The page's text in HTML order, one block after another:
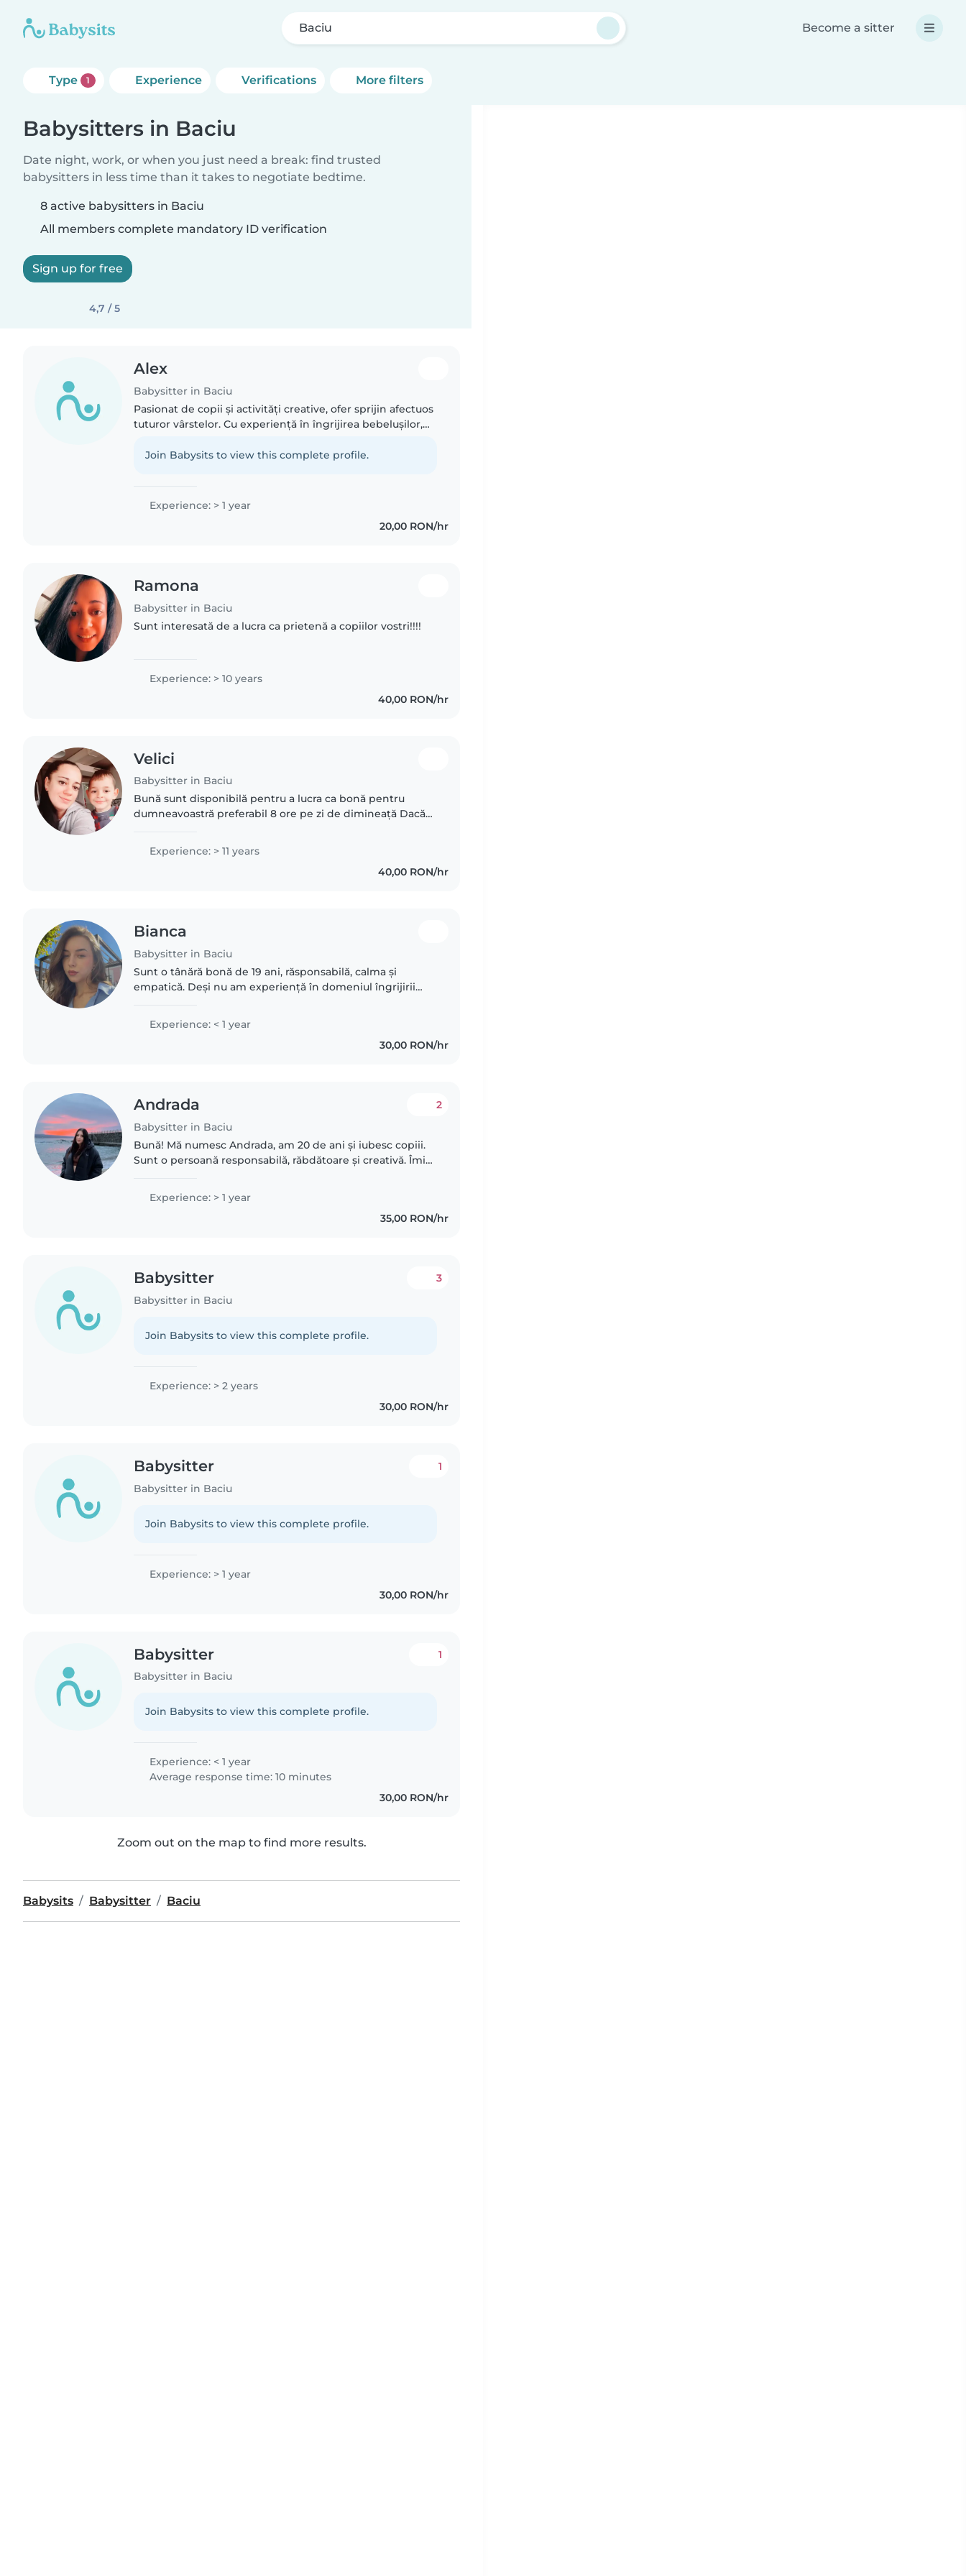
Baciu Become a sitter
Type 1 Experience Verifications More filters
Babysitters in Baciu
Date night, work, or when you just need a break: find trusted
babysitters in less time than it takes to negotiate bedtime.
8 active babysitters in Baciu
All members complete mandatory ID verification
Sign up for free
4,7 / 5
Alex
Babysitter in Baciu
Pasionat de copii și activități creative, ofer sprijin afectuos
tuturor vârstelor. Cu experiență în îngrijirea bebelușilor,
Join Babysits to view this complete profile.
Experience: > 1 year
20,00 RON/hr
Ramona
Babysitter in Baciu
Sunt interesată de a lucra ca prietenă a copiilor vostri!!!!
Experience: > 10 years
40,00 RON/hr
Velici
Babysitter in Baciu
Bună sunt disponibilă pentru a lucra ca bonă pentru
dumneavoastră preferabil 8 ore pe zi de dimineață Dacă
copilul la mine..
Experience: > 11 years
40,00 RON/hr
Bianca
Babysitter in Baciu
Sunt o tânără bonă de 19 ani, răsponsabilă, calma și
empatică. Deși nu am experiență în domeniul îngrijirii
ajutându-i..
Experience: < 1 year
30,00 RON/hr
Andrada
Babysitter in Baciu
2
Bună! Mă numesc Andrada, am 20 de ani și iubesc copiii.
Sunt o persoană responsabilă, răbdătoare și creativă. Îmi
activități..
Experience: > 1 year
35,00 RON/hr
Babysitter
Babysitter in Baciu
3
Join Babysits to view this complete profile.
Experience: > 2 years
30,00 RON/hr
Babysitter
Babysitter in Baciu
1
Join Babysits to view this complete profile.
Experience: > 1 year
30,00 RON/hr
Babysitter
Babysitter in Baciu
1
Join Babysits to view this complete profile.
Experience: < 1 year
Average response time: 10 minutes
30,00 RON/hr
Zoom out on the map to find more results.
Babysits Babysitter Baciu